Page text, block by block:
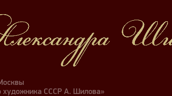
художника СССР А. Шилова»